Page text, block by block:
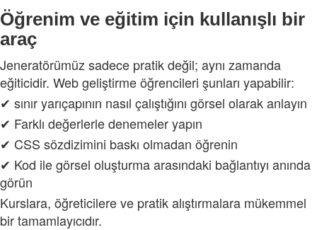
Öğrenim ve eğitim için kullanışlı bir
araç
Jeneratörümüz sadece pratik değil; aynı zamanda
eğiticidir. Web geliştirme öğrencileri şunları yapabilir:
✔ sınır yarıçapının nasıl çalıştığını görsel olarak anlayın
✔ Farklı değerlerle denemeler yapın
✔ CSS sözdizimini baskı olmadan öğrenin
✔ Kod ile görsel oluşturma arasındaki bağlantıyı anında
görün
Kurslara, öğreticilere ve pratik alıştırmalara mükemmel
bir tamamlayıcıdır.